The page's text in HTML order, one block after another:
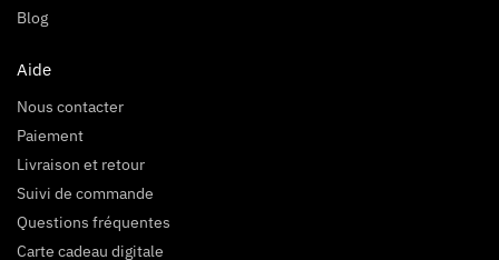
Blog
Aide
Nous contacter
Paiement
Livraison et retour
Suivi de commande
Questions fréquentes
Carte cadeau digitale